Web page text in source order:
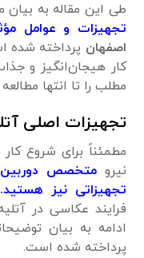
طی این مقاله به بیان
تجهیزات و عوامل
اصفهان پرداخته
کار هیجان‌انگیز و
مطلب را تا انتها
تجهیزات اصلی
مطمئناً برای شروع
نیرومتخصص
تجهیزاتی نیز هستید.
فرایند عکاسی در
ادامه به بیان
پرداخته شده است.